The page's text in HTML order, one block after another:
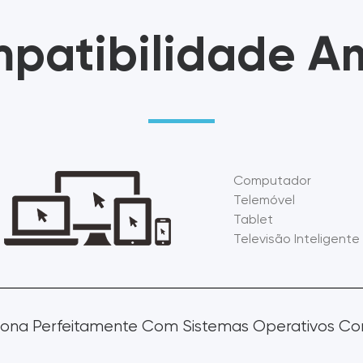
Computador
Telemóvel
Tablet
Televisão Inteligente
Perfeitamente Com Sistemas Operativos